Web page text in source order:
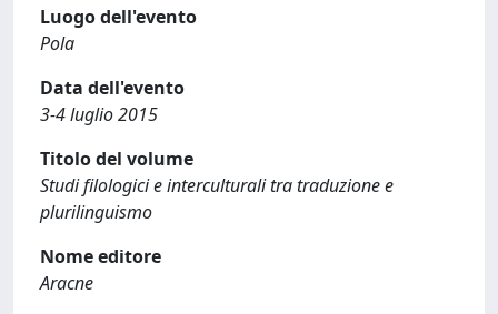
Luogo dell'evento
Pola
Data dell'evento
3-4 luglio 2015
Titolo del volume
Studi filologici e interculturali tra traduzione e
plurilinguismo
Nome editore
Aracne